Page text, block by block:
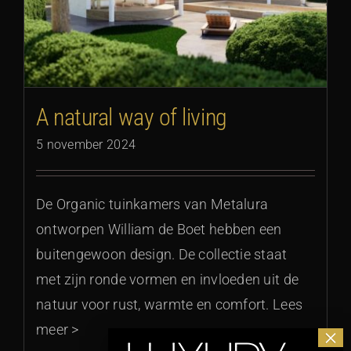
A natural way of living
5 november 2024
De Organic tuinkamers van Metalura
ontworpen William de Boet hebben een
buitengewoon design. De collectie staat
met zijn ronde vormen en invloeden uit de
natuur voor rust, warmte en comfort. Lees
meer >